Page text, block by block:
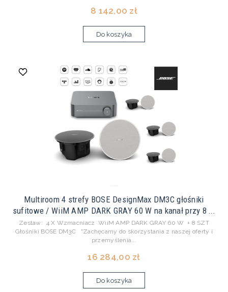
8 142,00 zł
Do koszyka
Multiroom 4 strefy BOSE DesignMax DM3C głośniki
sufitowe / WiiM AMP DARK GRAY 60 W na kanał przy 8 ...
Zestaw: 4 X Wzmacniacz WiiM AMP DARK GRAY 60 W + 8 SZT
Głośniki BOSE DM3C "Zachęcamy do skorzystania z naszej oferty i
przemyślenia...
16 284,00 zł
Do koszyka